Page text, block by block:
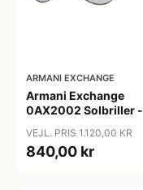
ARMANI EXCHANGE
Armani Exchange
0AX2002 Solbriller -
Polariserede Linser
VEJL. PRIS 1.120,00 KR
840,00 kr